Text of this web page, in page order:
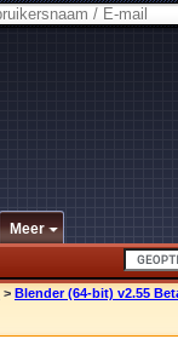
Meer
> Blender (64-bit) v2.55